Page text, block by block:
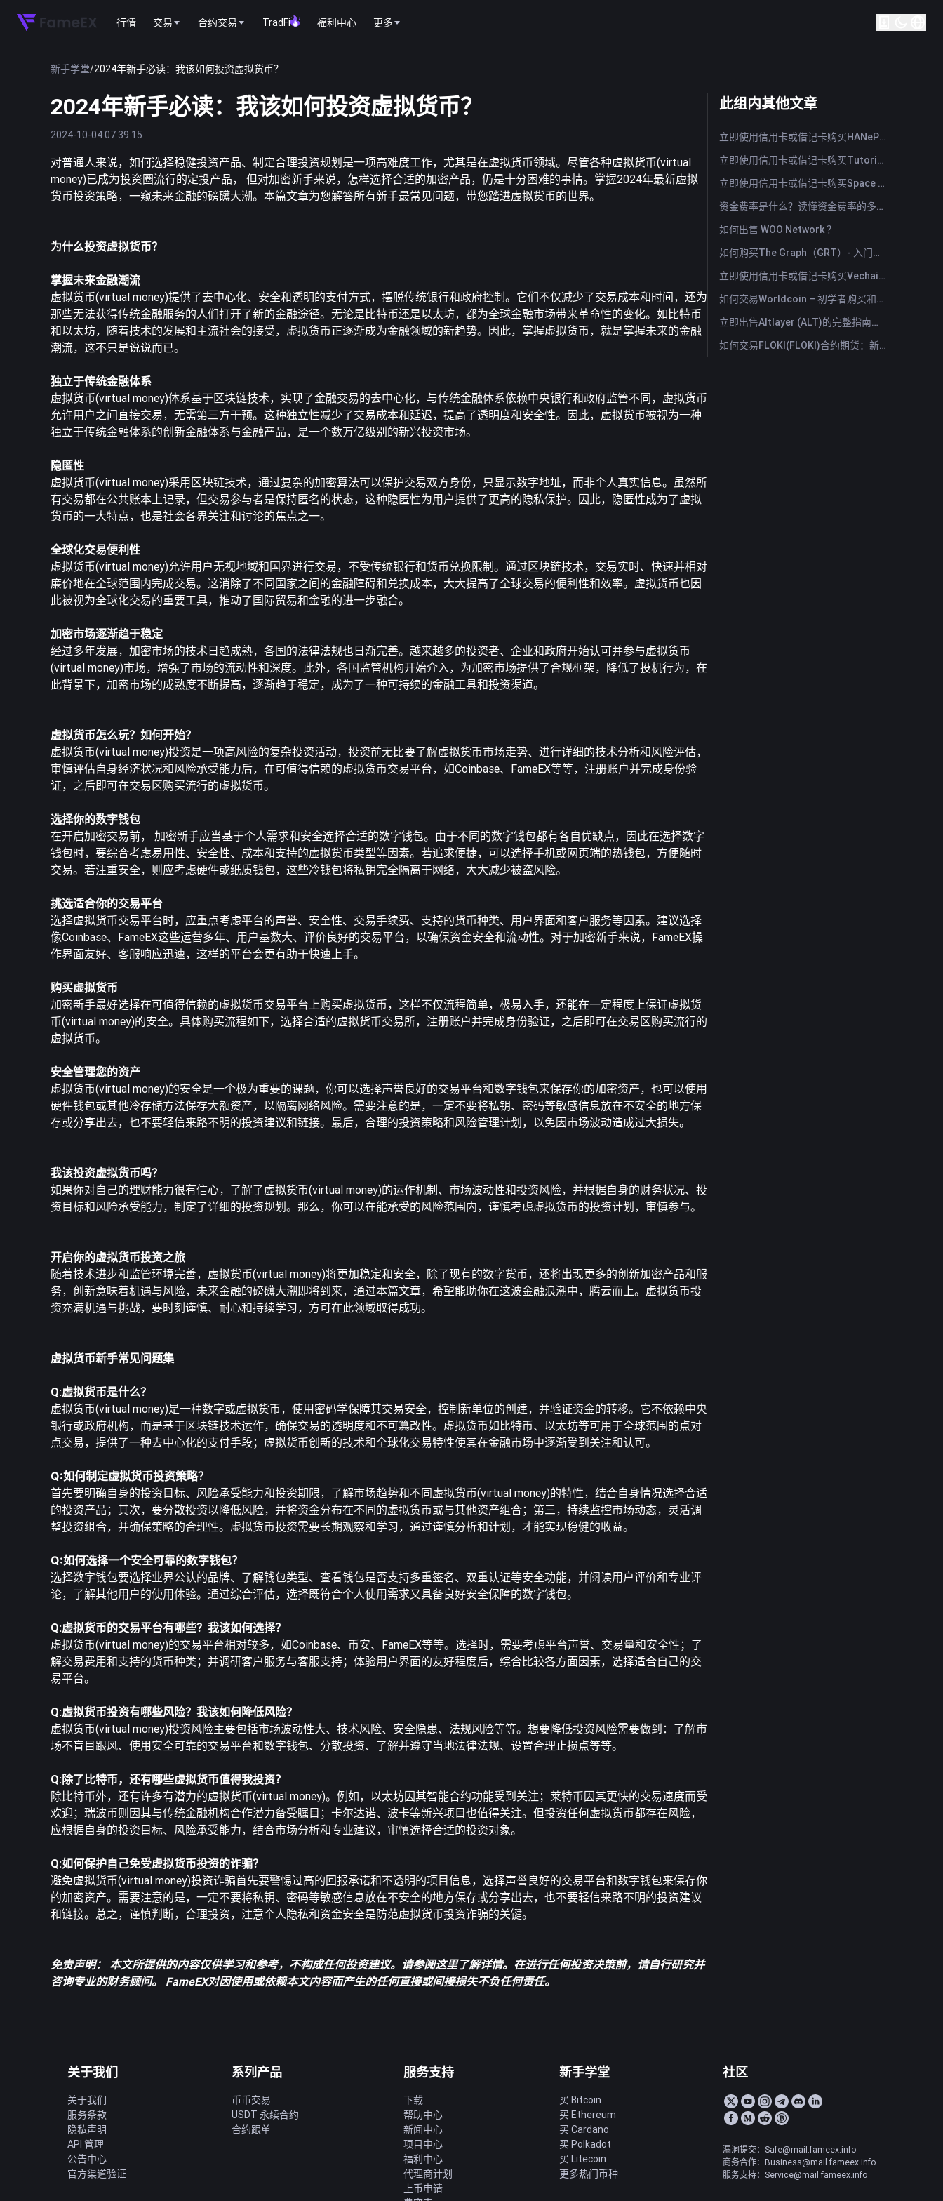
行情 交易 合约交易 TradFi 福利中心 更多
新手学堂/2024年新手必读：我该如何投资虚拟货币？
2024年新手必读：我该如何投资虚拟货币？
2024-10-04 07:39:15
对普通人来说，如何选择稳健投资产品、制定合理投资规划是一项高难度工作，尤其是在虚拟货币领域。尽管各种虚拟货币(virtual
money)已成为投资圈流行的定投产品， 但对加密新手来说，怎样选择合适的加密产品，仍是十分困难的事情。掌握2024年最新虚拟
货币投资策略，一窥未来金融的磅礴大潮。本篇文章为您解答所有新手最常见问题，带您踏进虚拟货币的世界。
为什么投资虚拟货币？
掌握未来金融潮流
虚拟货币(virtual money)提供了去中心化、安全和透明的支付方式，摆脱传统银行和政府控制。它们不仅减少了交易成本和时间，还为
那些无法获得传统金融服务的人们打开了新的金融途径。无论是比特币还是以太坊，都为全球金融市场带来革命性的变化。如比特币
和以太坊，随着技术的发展和主流社会的接受，虚拟货币正逐渐成为金融领域的新趋势。因此，掌握虚拟货币，就是掌握未来的金融
潮流，这不只是说说而已。
独立于传统金融体系
虚拟货币(virtual money)体系基于区块链技术，实现了金融交易的去中心化，与传统金融体系依赖中央银行和政府监管不同，虚拟货币
允许用户之间直接交易，无需第三方干预。这种独立性减少了交易成本和延迟，提高了透明度和安全性。因此，虚拟货币被视为一种
独立于传统金融体系的创新金融体系与金融产品，是一个数万亿级别的新兴投资市场。
隐匿性
虚拟货币(virtual money)采用区块链技术，通过复杂的加密算法可以保护交易双方身份，只显示数字地址，而非个人真实信息。虽然所
有交易都在公共账本上记录，但交易参与者是保持匿名的状态，这种隐匿性为用户提供了更高的隐私保护。因此，隐匿性成为了虚拟
货币的一大特点，也是社会各界关注和讨论的焦点之一。
全球化交易便利性
虚拟货币(virtual money)允许用户无视地域和国界进行交易，不受传统银行和货币兑换限制。通过区块链技术，交易实时、快速并相对
廉价地在全球范围内完成交易。这消除了不同国家之间的金融障碍和兑换成本，大大提高了全球交易的便利性和效率。虚拟货币也因
此被视为全球化交易的重要工具，推动了国际贸易和金融的进一步融合。
加密市场逐渐趋于稳定
经过多年发展，加密市场的技术日趋成熟，各国的法律法规也日渐完善。越来越多的投资者、企业和政府开始认可并参与虚拟货币
(virtual money)市场，增强了市场的流动性和深度。此外，各国监管机构开始介入，为加密市场提供了合规框架，降低了投机行为，在
此背景下，加密市场的成熟度不断提高，逐渐趋于稳定，成为了一种可持续的金融工具和投资渠道。
虚拟货币怎么玩？如何开始？
虚拟货币(virtual money)投资是一项高风险的复杂投资活动，投资前无比要了解虚拟货币市场走势、进行详细的技术分析和风险评估，
审慎评估自身经济状况和风险承受能力后，在可值得信赖的虚拟货币交易平台，如Coinbase、FameEX等等，注册账户并完成身份验
证，之后即可在交易区购买流行的虚拟货币。
选择你的数字钱包
在开启加密交易前， 加密新手应当基于个人需求和安全选择合适的数字钱包。由于不同的数字钱包都有各自优缺点，因此在选择数字
钱包时，要综合考虑易用性、安全性、成本和支持的虚拟货币类型等因素。若追求便捷，可以选择手机或网页端的热钱包，方便随时
交易。若注重安全，则应考虑硬件或纸质钱包，这些冷钱包将私钥完全隔离于网络，大大减少被盗风险。
挑选适合你的交易平台
选择虚拟货币交易平台时，应重点考虑平台的声誉、安全性、交易手续费、支持的货币种类、用户界面和客户服务等因素。建议选择
像Coinbase、FameEX这些运营多年、用户基数大、评价良好的交易平台，以确保资金安全和流动性。对于加密新手来说，FameEX操
作界面友好、客服响应迅速，这样的平台会更有助于快速上手。
购买虚拟货币
加密新手最好选择在可值得信赖的虚拟货币交易平台上购买虚拟货币，这样不仅流程简单，极易入手，还能在一定程度上保证虚拟货
币(virtual money)的安全。具体购买流程如下，选择合适的虚拟货币交易所，注册账户并完成身份验证，之后即可在交易区购买流行的
虚拟货币。
安全管理您的资产
虚拟货币(virtual money)的安全是一个极为重要的课题，你可以选择声誉良好的交易平台和数字钱包来保存你的加密资产，也可以使用
硬件钱包或其他冷存储方法保存大额资产，以隔离网络风险。需要注意的是，一定不要将私钥、密码等敏感信息放在不安全的地方保
存或分享出去，也不要轻信来路不明的投资建议和链接。最后，合理的投资策略和风险管理计划，以免因市场波动造成过大损失。
我该投资虚拟货币吗？
如果你对自己的理财能力很有信心，了解了虚拟货币(virtual money)的运作机制、市场波动性和投资风险，并根据自身的财务状况、投
资目标和风险承受能力，制定了详细的投资规划。那么，你可以在能承受的风险范围内，谨慎考虑虚拟货币的投资计划，审慎参与。
开启你的虚拟货币投资之旅
随着技术进步和监管环境完善，虚拟货币(virtual money)将更加稳定和安全，除了现有的数字货币，还将出现更多的创新加密产品和服
务，创新意味着机遇与风险，未来金融的磅礴大潮即将到来，通过本篇文章，希望能助你在这波金融浪潮中，腾云而上。虚拟货币投
资充满机遇与挑战，要时刻谨慎、耐心和持续学习，方可在此领域取得成功。
虚拟货币新手常见问题集
Q:虚拟货币是什么？
虚拟货币(virtual money)是一种数字或虚拟货币，使用密码学保障其交易安全，控制新单位的创建，并验证资金的转移。它不依赖中央
银行或政府机构，而是基于区块链技术运作，确保交易的透明度和不可篡改性。虚拟货币如比特币、以太坊等可用于全球范围的点对
点交易，提供了一种去中心化的支付手段；虚拟货币创新的技术和全球化交易特性使其在金融市场中逐渐受到关注和认可。
Q:如何制定虚拟货币投资策略？
首先要明确自身的投资目标、风险承受能力和投资期限，了解市场趋势和不同虚拟货币(virtual money)的特性，结合自身情况选择合适
的投资产品；其次，要分散投资以降低风险，并将资金分布在不同的虚拟货币或与其他资产组合；第三，持续监控市场动态，灵活调
整投资组合，并确保策略的合理性。虚拟货币投资需要长期观察和学习，通过谨慎分析和计划，才能实现稳健的收益。
Q:如何选择一个安全可靠的数字钱包？
选择数字钱包要选择业界公认的品牌、了解钱包类型、查看钱包是否支持多重签名、双重认证等安全功能，并阅读用户评价和专业评
论，了解其他用户的使用体验。通过综合评估，选择既符合个人使用需求又具备良好安全保障的数字钱包。
Q:虚拟货币的交易平台有哪些？我该如何选择？
虚拟货币(virtual money)的交易平台相对较多，如Coinbase、币安、FameEX等等。选择时，需要考虑平台声誉、交易量和安全性；了
解交易费用和支持的货币种类；并调研客户服务与客服支持；体验用户界面的友好程度后，综合比较各方面因素，选择适合自己的交
易平台。
Q:虚拟货币投资有哪些风险？我该如何降低风险？
虚拟货币(virtual money)投资风险主要包括市场波动性大、技术风险、安全隐患、法规风险等等。想要降低投资风险需要做到：了解市
场不盲目跟风、使用安全可靠的交易平台和数字钱包、分散投资、了解并遵守当地法律法规、设置合理止损点等等。
Q:除了比特币，还有哪些虚拟货币值得我投资？
除比特币外，还有许多有潜力的虚拟货币(virtual money)。例如，以太坊因其智能合约功能受到关注；莱特币因其更快的交易速度而受
欢迎；瑞波币则因其与传统金融机构合作潜力备受瞩目；卡尔达诺、波卡等新兴项目也值得关注。但投资任何虚拟货币都存在风险，
应根据自身的投资目标、风险承受能力，结合市场分析和专业建议，审慎选择合适的投资对象。
Q:如何保护自己免受虚拟货币投资的诈骗？
避免虚拟货币(virtual money)投资诈骗首先要警惕过高的回报承诺和不透明的项目信息，选择声誉良好的交易平台和数字钱包来保存你
的加密资产。需要注意的是，一定不要将私钥、密码等敏感信息放在不安全的地方保存或分享出去，也不要轻信来路不明的投资建议
和链接。总之，谨慎判断，合理投资，注意个人隐私和资金安全是防范虚拟货币投资诈骗的关键。
免责声明： 本文所提供的内容仅供学习和参考，不构成任何投资建议。请参阅这里了解详情。在进行任何投资决策前，请自行研究并
咨询专业的财务顾问。 FameEX对因使用或依赖本文内容而产生的任何直接或间接损失不负任何责任。
此组内其他文章
立即使用信用卡或借记卡购买HANePlatform (HANEP)
立即使用信用卡或借记卡购买Tutorial (TUT)
立即使用信用卡或借记卡购买Space ID (ID)
资金费率是什么？读懂资金费率的多空信号与常见误用
如何出售 WOO Network ？
如何购买The Graph（GRT）- 入门指南
立即使用信用卡或借记卡购买Vechain (VET)
如何交易Worldcoin – 初学者购买和出售WLD的指南与技巧
立即出售Altlayer (ALT)的完整指南：快速出售Altlayer的方法
如何交易FLOKI(FLOKI)合约期货：新手全面指南
关于我们
关于我们
服务条款
隐私声明
API 管理
公告中心
官方渠道验证
系列产品
币币交易
USDT 永续合约
合约跟单
服务支持
下载
帮助中心
新闻中心
项目中心
福利中心
代理商计划
上币申请
新手学堂
买 Bitcoin
买 Ethereum
买 Cardano
买 Polkadot
买 Litecoin
更多热门币种
社区
漏洞提交：Safe@mail.fameex.info
商务合作：Business@mail.fameex.info
服务支持：Service@mail.fameex.info